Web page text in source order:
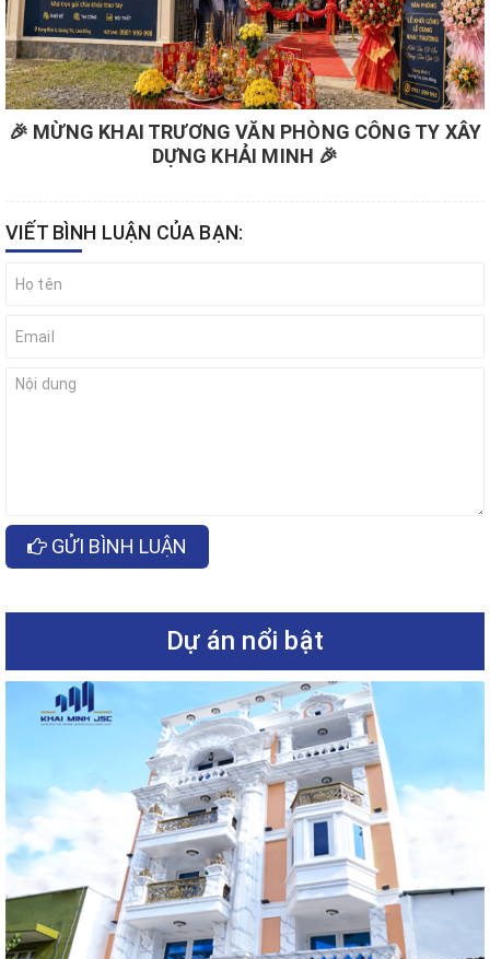
🎉 MỪNG KHAI TRƯƠNG VĂN PHÒNG CÔNG TY XÂY
DỰNG KHẢI MINH 🎉
VIẾT BÌNH LUẬN CỦA BẠN:
GỬI BÌNH LUẬN
Dự án nổi bật